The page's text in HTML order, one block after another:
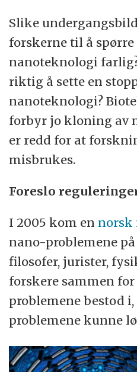
Slike
forskerne til å spørre
nanoteknologi
riktig å sette en
nanoteknologi?
forbyr jo kloning av
er redd for at
misbrukes.
Foreslo
I 2005 kom en norsk
nano-problemene
filosofer, jurister,
forskere sammen
problemene bestod
problemene kunne